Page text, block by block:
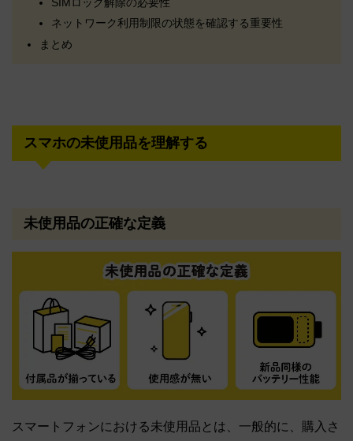
ネットワーク利用制限の状態を確認する重要性
まとめ
スマホの未使用品を理解する
未使用品の正確な定義
スマートフォンにおける未使用品とは、一般的に、購入さ